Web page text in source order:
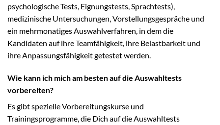
psychologische Tests, Eignungstests, Sprachtests),
medizinische Untersuchungen, Vorstellungsgespräche und
ein mehrmonatiges Auswahlverfahren, in dem die
Kandidaten auf ihre Teamfähigkeit, ihre Belastbarkeit und
ihre Anpassungsfähigkeit getestet werden.
Wie kann ich mich am besten auf die Auswahltests
vorbereiten?
Es gibt spezielle Vorbereitungskurse und
Trainingsprogramme, die Dich auf die Auswahltests